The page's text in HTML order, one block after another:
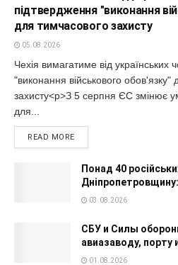
підтвердження "виконання
для тимчасового захисту
05.08.2026
Чехія вимагатиме від українських
"виконання військового обов'язку"
захисту<p>З 5 серпня ЄС змінює
для...
READ MORE
Понад 40
03.08.2026
СБУ и Силы
авиазаводу, порту
01.08.2026